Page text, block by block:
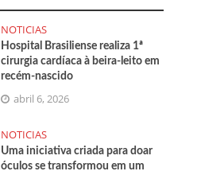
NOTICIAS
Hospital Brasiliense realiza 1ª
cirurgia cardíaca à beira-leito em
recém-nascido
abril 6, 2026
NOTICIAS
Uma iniciativa criada para doar
óculos se transformou em um